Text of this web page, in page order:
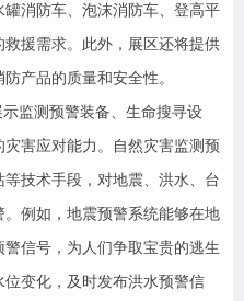
消防车、泡沫消防车、登高平
援需求。此外，展区还将提供
产品的质量和安全性。
监测预警装备、生命搜寻设
害应对能力。自然灾害监测预
技术手段，对地震、洪水、台
例如，地震预警系统能够在地
信号，为人们争取宝贵的逃生
变化，及时发布洪水预警信